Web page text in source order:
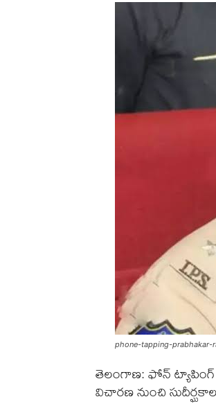
phone-tapping-
తెలంగాణ: ఫోన్ ట్యాపింగ్
విచారణ నుంచి